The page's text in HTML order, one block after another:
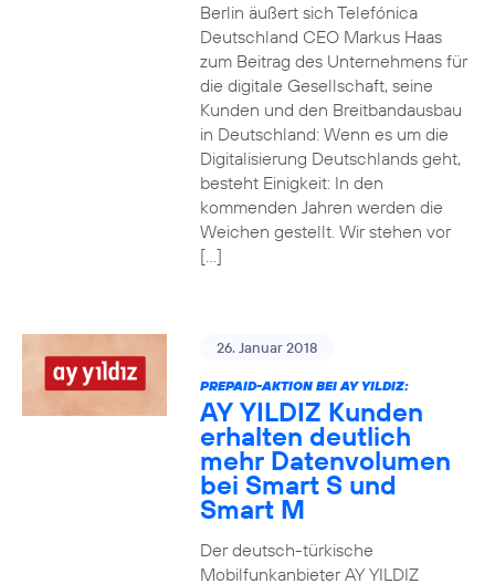
Berlin äußert sich Telefónica
Deutschland CEO Markus Haas
zum Beitrag des Unternehmens für
die digitale Gesellschaft, seine
Kunden und den Breitbandausbau
in Deutschland: Wenn es um die
Digitalisierung Deutschlands geht,
besteht Einigkeit: In den
kommenden Jahren werden die
Weichen gestellt. Wir stehen vor
[…]
26. Januar 2018
PREPAID-AKTION BEI AY YILDIZ:
AY YILDIZ Kunden
erhalten deutlich
mehr Datenvolumen
bei Smart S und
Smart M
Der deutsch-türkische
Mobilfunkanbieter AY YILDIZ